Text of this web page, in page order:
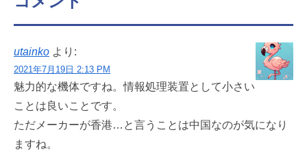
utainko より:
2021年7月19日 2:13 PM
魅力的な機体ですね。情報処理装置として小さい
ことは良いことです。
ただメーカーが香港…と言うことは中国なのが気になり
ますね。